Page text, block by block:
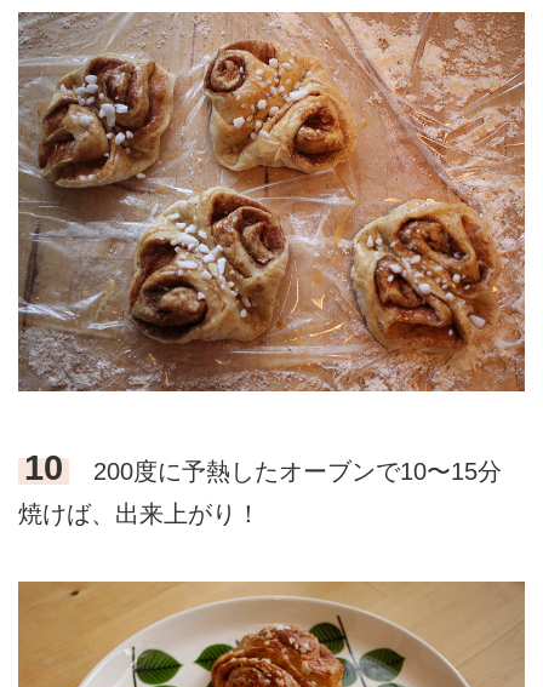
10
200度に予熱したオーブンで10〜15分
焼けば、出来上がり！